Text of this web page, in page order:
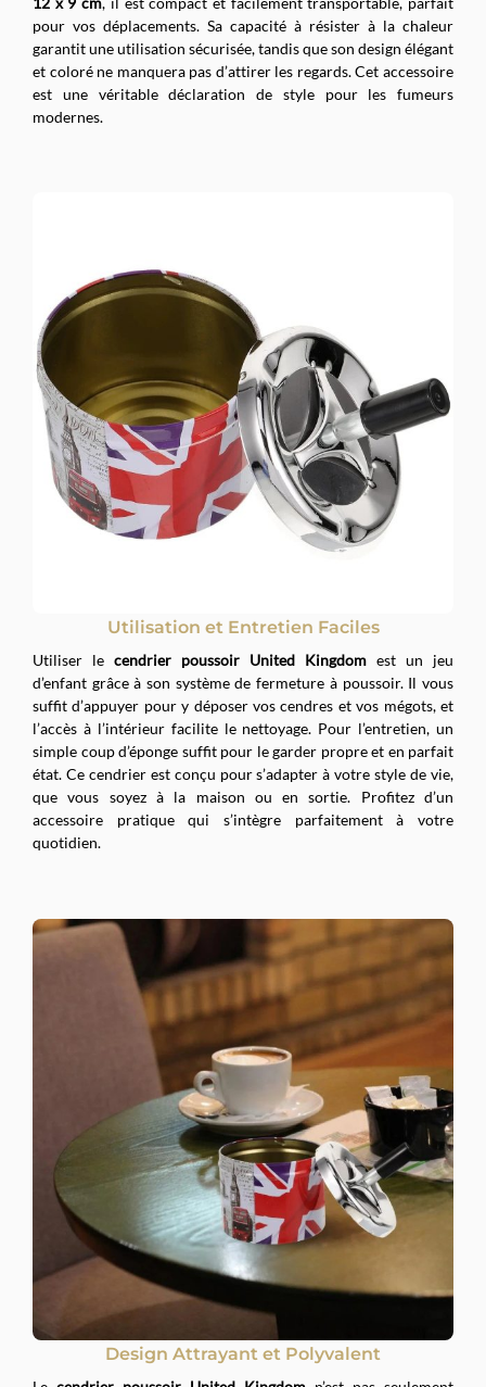
pour vos déplacements. Sa capacité à résister à la chaleur
garantit une utilisation sécurisée, tandis que son design élégant
et coloré ne manquera pas d’attirer les regards. Cet accessoire
est une véritable déclaration de style pour les fumeurs
modernes.
Utilisation et Entretien Faciles
Utiliser le cendrier poussoir United Kingdom est un jeu
d’enfant grâce à son système de fermeture à poussoir. Il vous
suffit d’appuyer pour y déposer vos cendres et vos mégots, et
l’accès à l’intérieur facilite le nettoyage. Pour l’entretien, un
simple coup d’éponge suffit pour le garder propre et en parfait
état. Ce cendrier est conçu pour s’adapter à votre style de vie,
que vous soyez à la maison ou en sortie. Profitez d’un
accessoire pratique qui s’intègre parfaitement à votre
quotidien.
Design Attrayant et Polyvalent